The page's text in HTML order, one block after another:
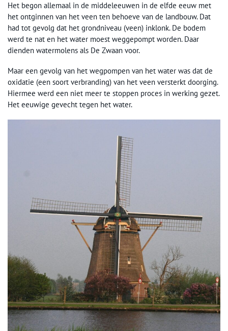
Het begon allemaal in de middeleeuwen in de elfde eeuw met
het ontginnen van het veen ten behoeve van de landbouw. Dat
had tot gevolg dat het grondniveau (veen) inklonk. De bodem
werd te nat en het water moest weggepompt worden. Daar
dienden watermolens als De Zwaan voor.
Maar een gevolg van het wegpompen van het water was dat de
oxidatie (een soort verbranding) van het veen versterkt doorging.
Hiermee werd een niet meer te stoppen proces in werking gezet.
Het eeuwige gevecht tegen het water.